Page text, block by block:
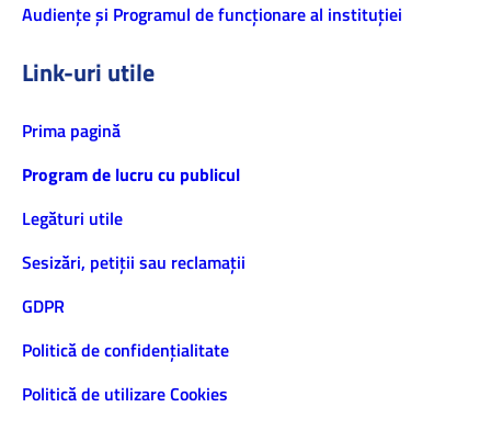
Audiențe și Programul de funcționare al instituției
Link-uri utile
Prima pagină
Program de lucru cu publicul
Legături utile
Sesizări, petiţii sau reclamații
GDPR
Politică de confidenţialitate
Politică de utilizare Cookies